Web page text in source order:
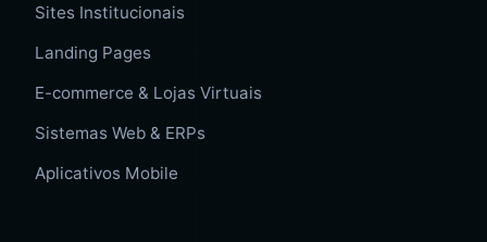
Sites Institucionais
Landing Pages
E-commerce & Lojas Virtuais
Sistemas Web & ERPs
Aplicativos Mobile